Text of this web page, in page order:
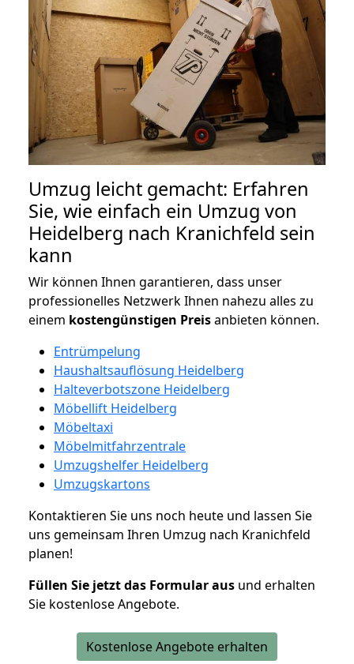
Umzug leicht gemacht: Erfahren
Sie, wie einfach ein Umzug von
Heidelberg nach Kranichfeld sein
kann
Wir können Ihnen garantieren, dass unser
professionelles Netzwerk Ihnen nahezu alles zu
einem kostengünstigen Preisanbieten können.
Entrümpelung
Haushaltsauflösung Heidelberg
Halteverbotszone Heidelberg
Möbellift Heidelberg
Möbeltaxi
Möbelmitfahrzentrale
Umzugshelfer Heidelberg
Umzugskartons
Kontaktieren Sie uns noch heute und lassen Sie
uns gemeinsam Ihren Umzug nach Kranichfeld
planen!
Füllen Sie jetzt das Formular aus und erhalten
Sie kostenlose Angebote.
Kostenlose Angebote erhalten